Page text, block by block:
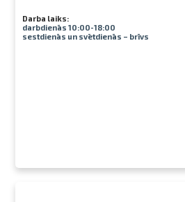
Darba laiks:
darbdienās 10:00-18:00
sestdienās un svētdienās – brīvs